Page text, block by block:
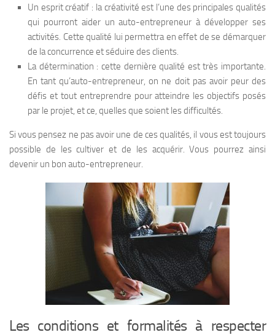
Un esprit créatif : la créativité est l’une des principales qualités
qui pourront aider un auto-entrepreneur à développer ses
activités. Cette qualité lui permettra en effet de se démarquer
de la concurrence et séduire des clients.
La détermination : cette dernière qualité est très importante.
En tant qu’auto-entrepreneur, on ne doit pas avoir peur des
défis et tout entreprendre pour atteindre les objectifs posés
par le projet, et ce, quelles que soient les difficultés.
Si vous pensez ne pas avoir une de ces qualités, il vous est toujours
possible de les cultiver et de les acquérir. Vous pourrez ainsi
devenir un bon auto-entrepreneur.
Les conditions et formalités à respecter